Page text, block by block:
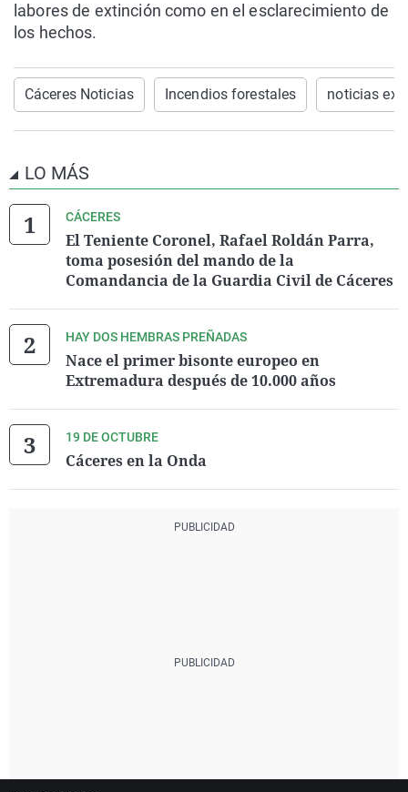
labores de extinción como en el esclarecimiento de
los hechos.
Cáceres Noticias Incendios forestales noticias
LO MÁS
CÁCERES
El Teniente Coronel, Rafael Roldán Parra,
toma posesión del mando de la
Comandancia de la Guardia Civil de Cáceres
HAY DOS HEMBRAS PREÑADAS
Nace el primer bisonte europeo en
Extremadura después de 10.000 años
19 DE OCTUBRE
Cáceres en la Onda